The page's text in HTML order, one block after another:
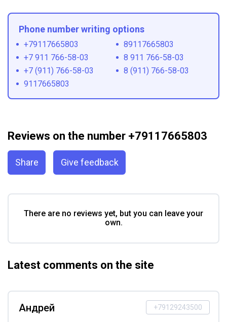
Phone number writing options
+79117665803
89117665803
+7 911 766-58-03
8 911 766-58-03
+7 (911) 766-58-03
8 (911) 766-58-03
9117665803
Reviews on the number +79117665803
Share Give feedback
There are no reviews yet, but you can leave your
own.
Latest comments on the site
+79129243500
Андрей